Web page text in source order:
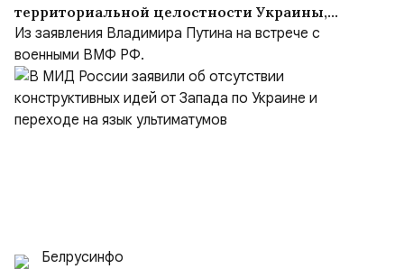
территориальной целостности Украины,
но Киев объявил Москву врагом
Из заявления Владимира Путина на встрече с
военными ВМФ РФ.
Белрусинфо